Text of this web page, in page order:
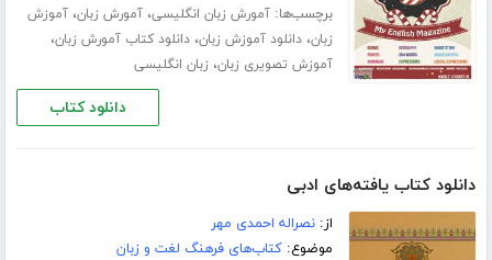
برچسب‌ها:آمورش زبان انگلیسی،آمورش زبان،آموزش
زبان،دانلود آموزش زبان،دانلود کتاب آمورش زبان،
آموزش تصویری زبان، زبان انگلیسی
دانلود کتاب
دانلود کتاب یافته‌های ادبی
از:نصراله احمدی مهر
موضوع:کتاب‌های فرهنگ لغت و زبان